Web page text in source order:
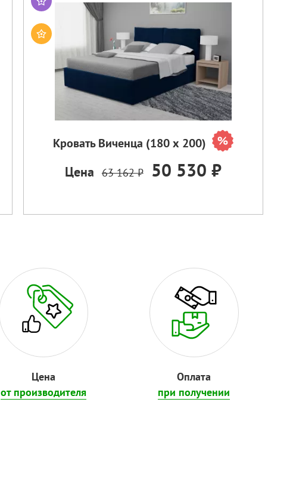
Кровать Виченца (180 х 200)
Цена 63 162 ₽ 50 530 ₽
Цена
от производителя
Оплата
при получении